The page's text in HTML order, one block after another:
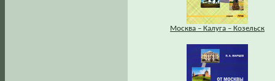
Москва – Калуга – Козельск